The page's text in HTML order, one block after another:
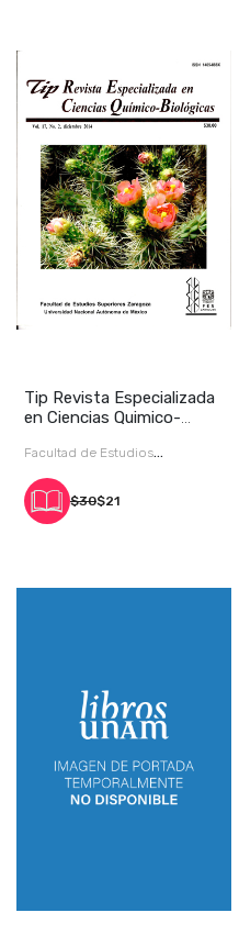
Tip Revista Especializada
en Ciencias Quimico-
Facultad de Estudios
Superiores Zaragoza
$30$21